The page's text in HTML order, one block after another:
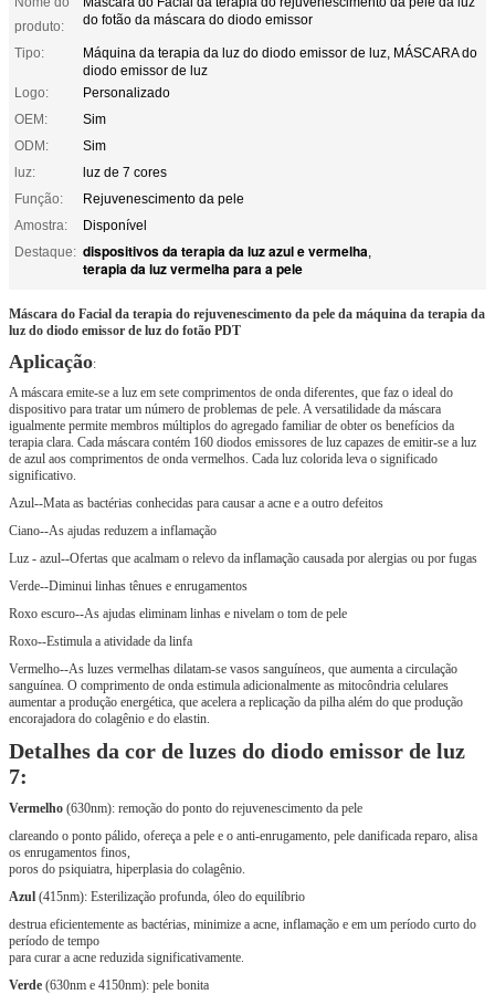
produto:
do fotão da máscara do diodo emissor
Tipo:
Máquina da terapia da luz do diodo emissor de luz, MÁSCARA do
diodo emissor de luz
Logo:
Personalizado
OEM:
Sim
ODM:
Sim
luz:
luz de 7 cores
Função:
Rejuvenescimento da pele
Amostra:
Disponível
Destaque: dispositivos da terapia da luz azul e vermelha,
terapia da luz vermelha para a pele
Máscara do Facial da terapia do rejuvenescimento da pele da máquina da terapia da
luz do diodo emissor de luz do fotão PDT
Aplicação:
A máscara emite-se a luz em sete comprimentos de onda diferentes, que faz o ideal do
dispositivo para tratar um número de problemas de pele. A versatilidade da máscara
igualmente permite membros múltiplos do agregado familiar de obter os benefícios da
terapia clara. Cada máscara contém 160 diodos emissores de luz capazes de emitir-se a luz
de azul aos comprimentos de onda vermelhos. Cada luz colorida leva o significado
significativo.
Azul--Mata as bactérias conhecidas para causar a acne e a outro defeitos
Ciano--As ajudas reduzem a inflamação
Luz - azul--Ofertas que acalmam o relevo da inflamação causada por alergias ou por fugas
Verde--Diminui linhas tênues e enrugamentos
Roxo escuro--As ajudas eliminam linhas e nivelam o tom de pele
Roxo--Estimula a atividade da linfa
Vermelho--As luzes vermelhas dilatam-se vasos sanguíneos, que aumenta a circulação
sanguínea. O comprimento de onda estimula adicionalmente as mitocôndria celulares
aumentar a produção energética, que acelera a replicação da pilha além do que produção
encorajadora do colagênio e do elastin.
Detalhes da cor de luzes do diodo emissor de luz
7:
Vermelho (630nm): remoção do ponto do rejuvenescimento da pele
clareando o ponto pálido, ofereça a pele e o anti-enrugamento, pele danificada reparo, alisa
os enrugamentos finos,
poros do psiquiatra, hiperplasia do colagênio.
Azul (415nm): Esterilização profunda, óleo do equilíbrio
destrua eficientemente as bactérias, minimize a acne, inflamação e em um período curto do
período de tempo
para curar a acne reduzida significativamente.
Verde (630nm e 4150nm): pele bonita